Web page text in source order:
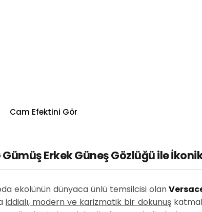
Cam Efektini Gör
Erkek Güneş Gözlüğü ile İkonik
ekolünün dünyaca ünlü temsilcisi olan
iddialı, modern ve karizmatik bir dokunuş